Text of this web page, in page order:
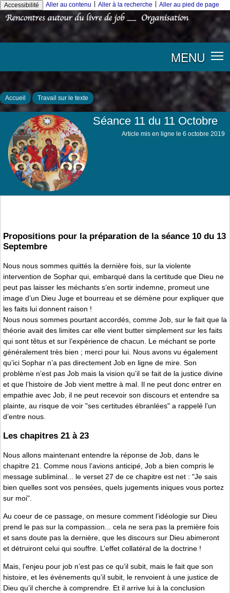
Accessibilité Aller au contenu Aller à la recherche Aller au pied de page
MENU
Accueil Travail sur le texte
Séance 11 du 11 Octobre
Article mis en ligne le 6 octobre 2019
Propositions pour la préparation de la séance 10 du 13
Septembre
Nous nous sommes quittés la dernière fois, sur la violente
intervention de Sophar qui, embarqué dans la certitude que Dieu ne
peut pas laisser les méchants s’en sortir indemne, promeut une
image d’un Dieu Juge et bourreau et se démène pour expliquer que
les faits lui donnent raison !
Nous nous sommes pourtant accordés, comme Job, sur le fait que la
théorie avait des limites car elle vient butter simplement sur les faits
qui sont têtus et sur l’expérience de chacun. Le méchant se porte
généralement très bien ; merci pour lui. Nous avons vu également
qu’ici Sophar n’a pas directement Job en ligne de mire. Son
problème n’est pas Job mais la vision qu’il se fait de la justice divine
et que l’histoire de Job vient mettre à mal. Il ne peut donc entrer en
empathie avec Job, il ne peut recevoir son discours et entendre sa
plainte, au risque de voir "ses certitudes ébranlées" a rappelé l’un
d’entre nous.
Les chapitres 21 à 23
Nous allons maintenant entendre la réponse de Job, dans le
chapitre 21. Comme nous l’avions anticipé, Job a bien compris le
message subliminal... le verset 27 de ce chapitre est net : "Je sais
bien quelles sont vos pensées, quels jugements iniques vous portez
sur moi".
Au coeur de ce passage, on mesure comment l’idéologie sur Dieu
prend le pas sur la compassion... cela ne sera pas la première fois
et sans doute pas la dernière, que les discours sur Dieu abimeront
et détruiront celui qui souffre. L’effet collatéral de la doctrine !
Mais, l’enjeu pour job n’est pas ce qu’il subit, mais le fait que son
histoire, et les évènements qu’il subit, le renvoient à une justice de
Dieu qu’il cherche à comprendre. Et il arrive lui à la conclusion